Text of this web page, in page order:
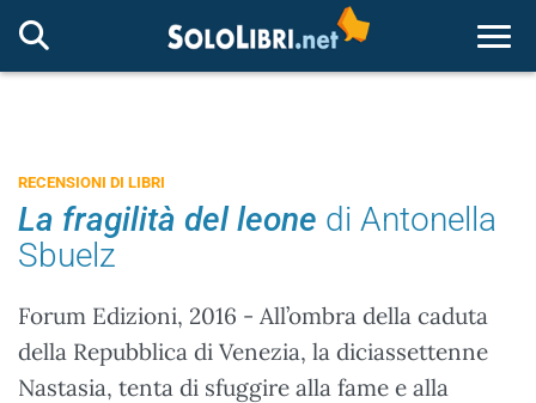
RECENSIONI DI LIBRI
La fragilità del leone di Antonella
Sbuelz
Forum Edizioni, 2016 - All’ombra della caduta
della Repubblica di Venezia, la diciassettenne
Nastasia, tenta di sfuggire alla fame e alla